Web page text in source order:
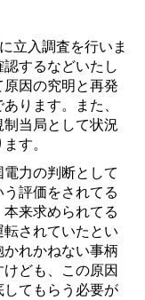
立入調査を行いま
するなどいたし
因の究明と再発
ります。また、
当局として状況
す。
力の判断として
評価をされてる
来求められてる
されていたとい
れかねない事柄
ども、この原因
てもらう必要が